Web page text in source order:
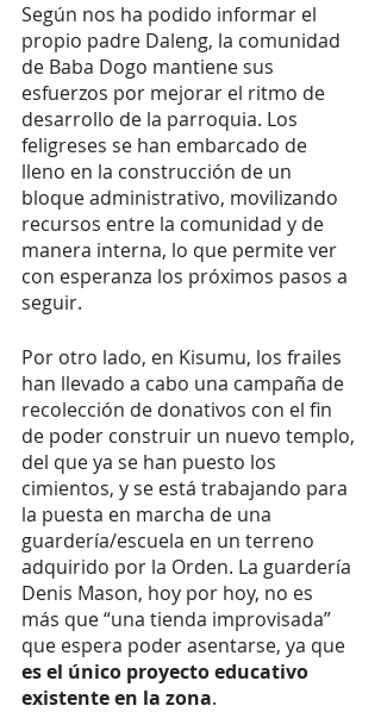
Según nos ha podido informar el
propio padre Daleng, la comunidad
de Baba Dogo mantiene sus
esfuerzos por mejorar el ritmo de
desarrollo de la parroquia. Los
feligreses se han embarcado de
lleno en la construcción de un
bloque administrativo, movilizando
recursos entre la comunidad y de
manera interna, lo que permite ver
con esperanza los próximos pasos a
seguir.
Por otro lado, en Kisumu, los frailes
han llevado a cabo una campaña de
recolección de donativos con el fin
de poder construir un nuevo templo,
del que ya se han puesto los
cimientos, y se está trabajando para
la puesta en marcha de una
guardería/escuela en un terreno
adquirido por la Orden. La guardería
Denis Mason, hoy por hoy, no es
más que “una tienda improvisada”
que espera poder asentarse, ya que
es el único proyecto educativo
existente en la zona.